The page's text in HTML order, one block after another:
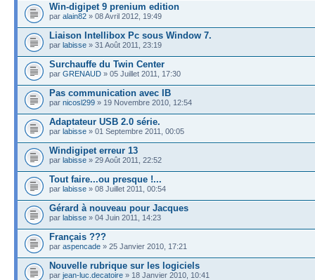
Win-digipet 9 prenium edition
par alain82 » 08 Avril 2012, 19:49
Liaison Intellibox Pc sous Window 7.
par labisse » 31 Août 2011, 23:19
Surchauffe du Twin Center
par GRENAUD » 05 Juillet 2011, 17:30
Pas communication avec IB
par nicosl299 » 19 Novembre 2010, 12:54
Adaptateur USB 2.0 série.
par labisse » 01 Septembre 2011, 00:05
Windigipet erreur 13
par labisse » 29 Août 2011, 22:52
Tout faire...ou presque !...
par labisse » 08 Juillet 2011, 00:54
Gérard à nouveau pour Jacques
par labisse » 04 Juin 2011, 14:23
Français ???
par aspencade » 25 Janvier 2010, 17:21
Nouvelle rubrique sur les logiciels
par jean-luc.decatoire » 18 Janvier 2010, 10:41